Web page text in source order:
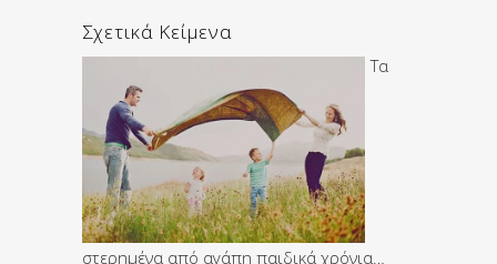
Σχετικά Κείμενα
Τα
στερημένα από αγάπη παιδικά χρόνια…